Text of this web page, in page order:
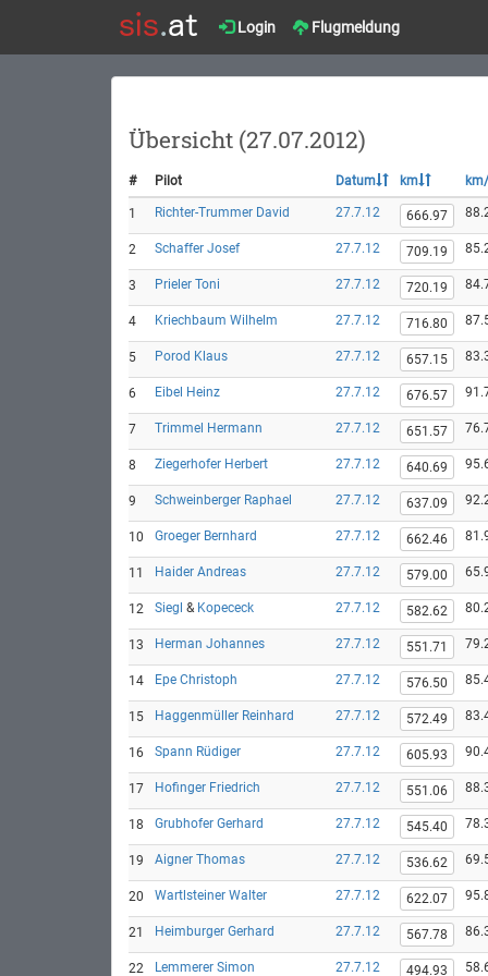
Login Flugmeldung
Übersicht (27.07.2012)
# Pilot Datum km
1 Richter-Trummer David 27.7.12 666.97
2 Schaffer Josef 27.7.12 709.19
3 Prieler Toni 27.7.12 720.19
4 Kriechbaum Wilhelm 27.7.12 716.80
5 Porod Klaus 27.7.12 657.15
6 Eibel Heinz 27.7.12 676.57
7 Trimmel Hermann 27.7.12 651.57
8 Ziegerhofer Herbert 27.7.12 640.69
9 Schweinberger Raphael 27.7.12 637.09
10 Groeger Bernhard 27.7.12 662.46
11 Haider Andreas 27.7.12 579.00
12 Siegl & Kopececk 27.7.12 582.62
13 Herman Johannes 27.7.12 551.71
14 Epe Christoph 27.7.12 576.50
15 Haggenmüller Reinhard 27.7.12 572.49
16 Spann Rüdiger 27.7.12 605.93
17 Hofinger Friedrich 27.7.12 551.06
18 Grubhofer Gerhard 27.7.12 545.40
19 Aigner Thomas 27.7.12 536.62
20 Wartlsteiner Walter 27.7.12 622.07
21 Heimburger Gerhard 27.7.12 567.78
22 Lemmerer Simon 27.7.12 494.93